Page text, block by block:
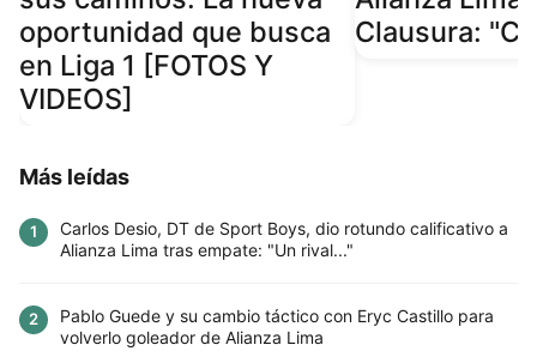
oportunidad que busca
en Liga 1 [FOTOS Y
VIDEOS]
Clausura:
Más leídas
1
Carlos Desio, DT de Sport Boys, dio rotundo calificativo a
Alianza Lima tras empate: "Un rival..."
2
Pablo Guede y su cambio táctico con Eryc Castillo para
volverlo goleador de Alianza Lima